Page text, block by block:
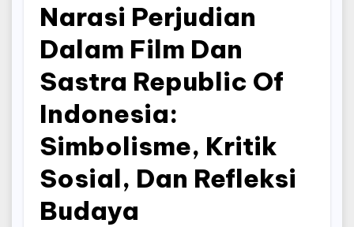
Narasi Perjudian
Dalam Film Dan
Sastra Republic Of
Indonesia:
Simbolisme, Kritik
Sosial, Dan Refleksi
Budaya